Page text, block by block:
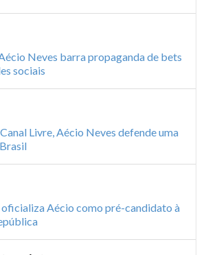
Neves barra propaganda de bets
sociais
Livre, Aécio Neves defende uma
Aécio como pré-candidato à